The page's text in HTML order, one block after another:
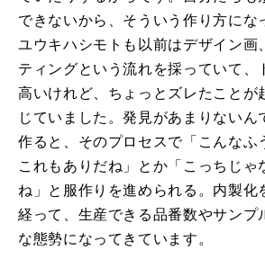
できないから、そういう作り方にな
ユウキハシモトも以前はデザイン画
ティングという流れを採っていて、
高いけれど、ちょっとズレたことが
じていました。発見があまりないん
作ると、そのプロセスで「こんなふ
これもありだね」とか「こっちじゃ
ね」と服作りを進められる。内製化
経って、生産できる品番数やサンプ
な態勢になってきています。